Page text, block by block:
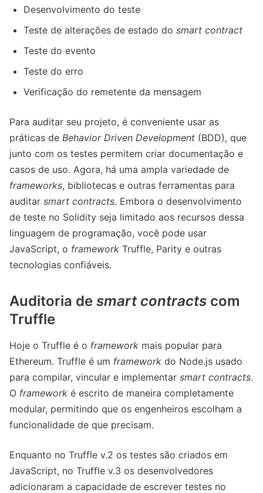
Desenvolvimento do teste
Teste de alterações de estado do smart contract
Teste do evento
Teste do erro
Verificação do remetente da mensagem
Para auditar seu projeto, é conveniente usar as
práticas de Behavior Driven Development (BDD), que
junto com os testes permitem criar documentação e
casos de uso. Agora, há uma ampla variedade de
frameworks, bibliotecas e outras ferramentas para
auditar smart contracts. Embora o desenvolvimento
de teste no Solidity seja limitado aos recursos dessa
linguagem de programação, você pode usar
JavaScript, o framework Truffle, Parity e outras
tecnologias confiáveis.
Auditoria de smart contracts com
Truffle
Hoje o Truffle é o framework mais popular para
Ethereum. Truffle é um framework do Node.js usado
para compilar, vincular e implementar smart contracts.
O framework é escrito de maneira completamente
modular, permitindo que os engenheiros escolham a
funcionalidade de que precisam.
Enquanto no Truffle v.2 os testes são criados em
JavaScript, no Truffle v.3 os desenvolvedores
adicionaram a capacidade de escrever testes no